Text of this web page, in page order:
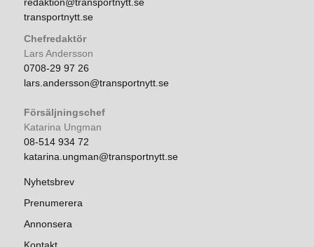
transportnytt.se
Chefredaktör
Lars Andersson
0708-29 97 26
lars.andersson@transportnytt.se
Försäljningschef
Katarina Ungman
08-514 934 72
katarina.ungman@transportnytt.se
Nyhetsbrev
Prenumerera
Annonsera
Kontakt